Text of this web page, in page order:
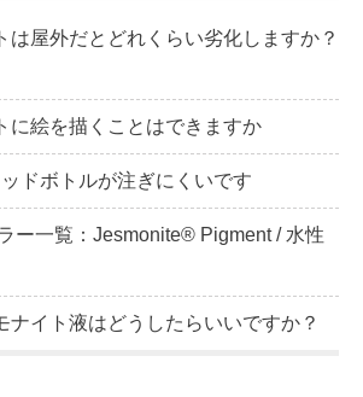
は屋外だとどれくらい劣化しますか？
に絵を描くことはできますか
ドボトルが注ぎにくいです
ー一覧：Jesmonite® Pigment / 水性
ナイト液はどうしたらいいですか？